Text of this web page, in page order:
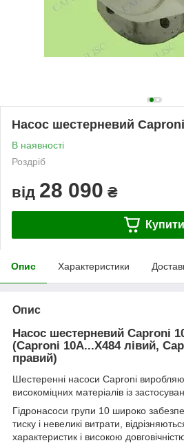
Насос шестерневий
В наявності
Роздріб
від 28 090 ₴
Купити
Опис Характеристики
Опис
Насос шестерневий Caproni
(Caproni 10A...X484 лівий,
правий)
Шестеренні насоси Caproni
високоміцних матеріалів із
Гідронасоси групи 10 широко
тиску і невеликі витрати,
характеристик і високою